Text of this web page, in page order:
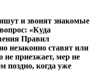
и звонят знакомые
«Куда
Правил
незаконно ставят или
приезжает, мер не
поздно, когда уже